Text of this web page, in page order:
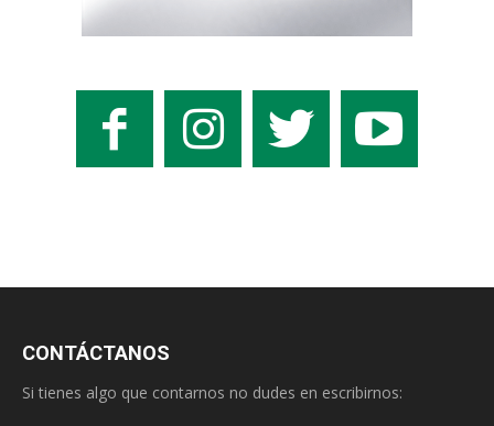
CONTÁCTANOS
Si tienes algo que contarnos no dudes en escribirnos: